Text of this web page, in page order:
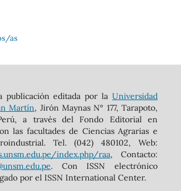
as
publicación editada por laUniversidad
Martín, Jirón Maynas N° 177, Tarapoto,
a través del Fondo Editorial en
las facultades de Ciencias Agrarias e
Tel. (042) 480102, Web:
index.php/raa, Contacto:
. Con ISSN electrónico
por el ISSN International Center.